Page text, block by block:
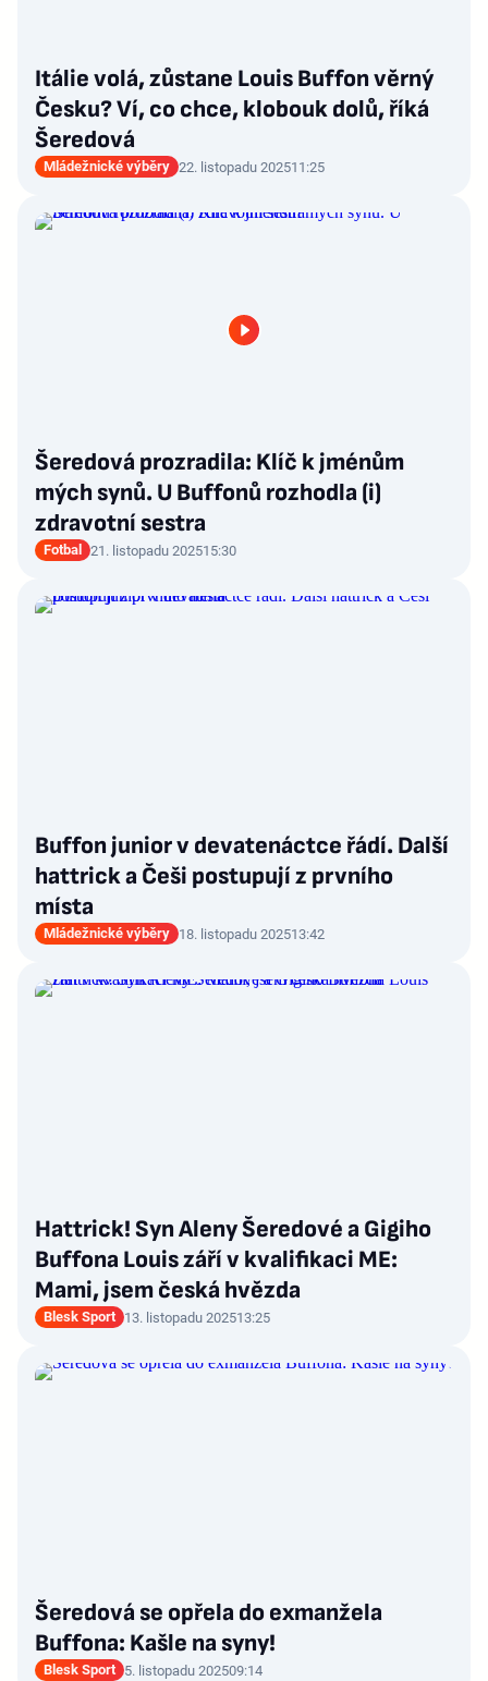
Itálie volá, zůstane Louis Buffon věrný
Česku? Ví, co chce, klobouk dolů, říká
Šeredová
Mládežnické výběry 22. listopadu 202511:25
Šeredová prozradila: Klíč k jménům
mých synů. U Buffonů rozhodla (i)
zdravotní sestra
Fotbal 21. listopadu 202515:30
Buffon junior v devatenáctce řádí. Další
hattrick a Češi postupují z prvního
místa
Mládežnické výběry 18. listopadu 202513:42
Hattrick! Syn Aleny Šeredové a Gigiho
Buffona Louis září v kvalifikaci ME:
Mami, jsem česká hvězda
Blesk Sport 13. listopadu 202513:25
Šeredová se opřela do exmanžela
Buffona: Kašle na syny!
Blesk Sport 5. listopadu 202509:14